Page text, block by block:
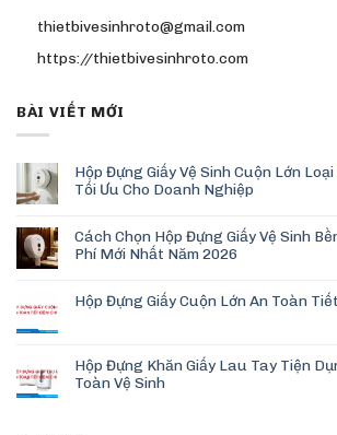
thietbivesinhroto@gmail.com
https://thietbivesinhroto.com
BÀI VIẾT MỚI
Hộp Đựng Giấy Vệ Sinh Cuộn Lớn
Tối Ưu Cho Doanh Nghiệp
Cách Chọn Hộp Đựng Giấy Vệ Sinh
Phí Mới Nhất Năm 2026
Hộp Đựng Giấy Cuộn Lớn An Toàn
Hộp Đựng Khăn Giấy Lau Tay Tiện
Toàn Vệ Sinh